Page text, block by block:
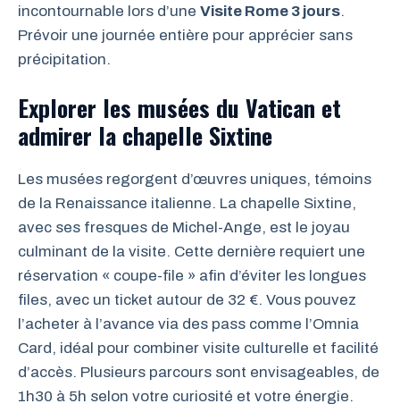
incontournable lors d’une Visite Rome 3 jours.
Prévoir une journée entière pour apprécier sans
précipitation.
Explorer les musées du Vatican et
admirer la chapelle Sixtine
Les musées regorgent d’œuvres uniques, témoins
de la Renaissance italienne. La chapelle Sixtine,
avec ses fresques de Michel-Ange, est le joyau
culminant de la visite. Cette dernière requiert une
réservation « coupe-file » afin d’éviter les longues
files, avec un ticket autour de 32 €. Vous pouvez
l’acheter à l’avance via des pass comme l’Omnia
Card, idéal pour combiner visite culturelle et facilité
d’accès. Plusieurs parcours sont envisageables, de
1h30 à 5h selon votre curiosité et votre énergie.